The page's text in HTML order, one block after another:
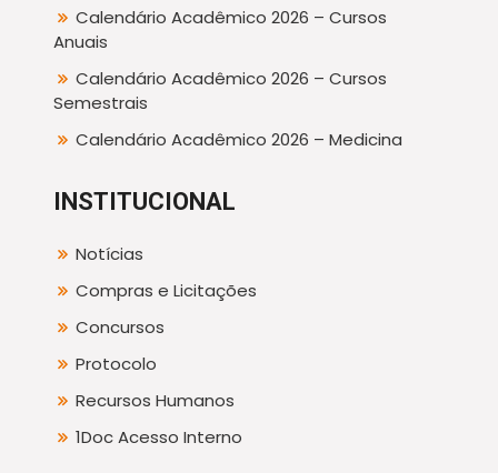
Calendário Acadêmico 2026 – Cursos
Anuais
Calendário Acadêmico 2026 – Cursos
Semestrais
Calendário Acadêmico 2026 – Medicina
INSTITUCIONAL
Notícias
Compras e Licitações
Concursos
Protocolo
Recursos Humanos
1Doc Acesso Interno